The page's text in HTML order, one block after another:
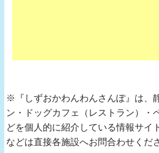
※『しずおかわんわんさんぽ』は、
ン・ドッグカフェ（レストラン）・
どを個人的に紹介している情報サイ
などは直接各施設へお問合わせくだ